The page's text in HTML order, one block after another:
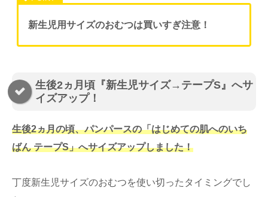
新生児用サイズのおむつは買いすぎ注意！
生後2ヵ月頃『新生児サイズ→テープS』へサ
イズアップ！
生後2ヵ月の頃、パンパースの「はじめての肌へのいち
ばん テープS」へサイズアップしました！
丁度新生児サイズのおむつを使い切ったタイミングでし